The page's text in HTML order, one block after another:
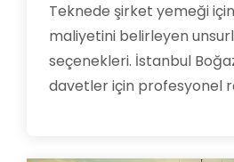
Teknede şirket yemeği
maliyetini belirleyen
seçenekleri. İstanbul
davetler için profesyonel